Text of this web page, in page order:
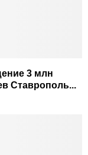
3 млн
Ставрополь...